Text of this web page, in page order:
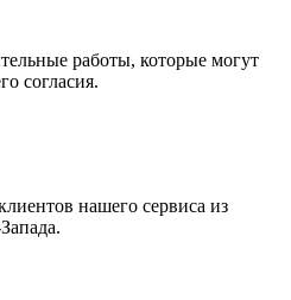
работы, которые могут
согласия.
нашего сервиса из